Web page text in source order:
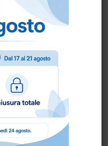
478161oppure
.